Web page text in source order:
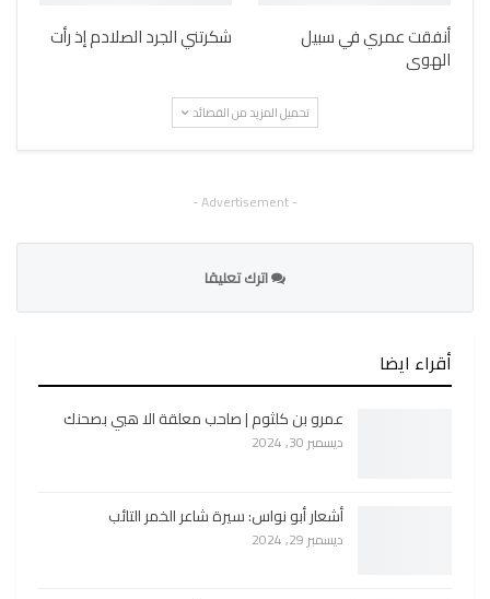
أنفقت عمري في سبيل
الهوى
شكرتني الجرد الصلادم إذ رأت
تحميل المزيد من القصائد
- Advertisement -
اترك تعليقا
أقراء ايضا
عمرو بن كلثوم | صاحب معلقة الا هبي بصحنك
ديسمبر 30, 2024
أشعار أبو نواس: سيرة شاعر الخمر التائب
ديسمبر 29, 2024